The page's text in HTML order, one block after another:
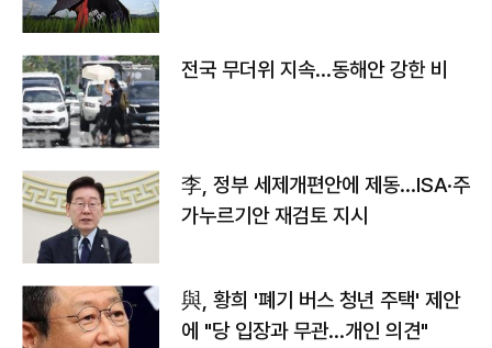
전국 무더위 지속…동해안 강한 비
李, 정부 세제개편안에 제동…ISA·주
가누르기안 재검토 지시
與, 황희 '폐기 버스 청년 주택' 제안
에 "당 입장과 무관…개인 의견"